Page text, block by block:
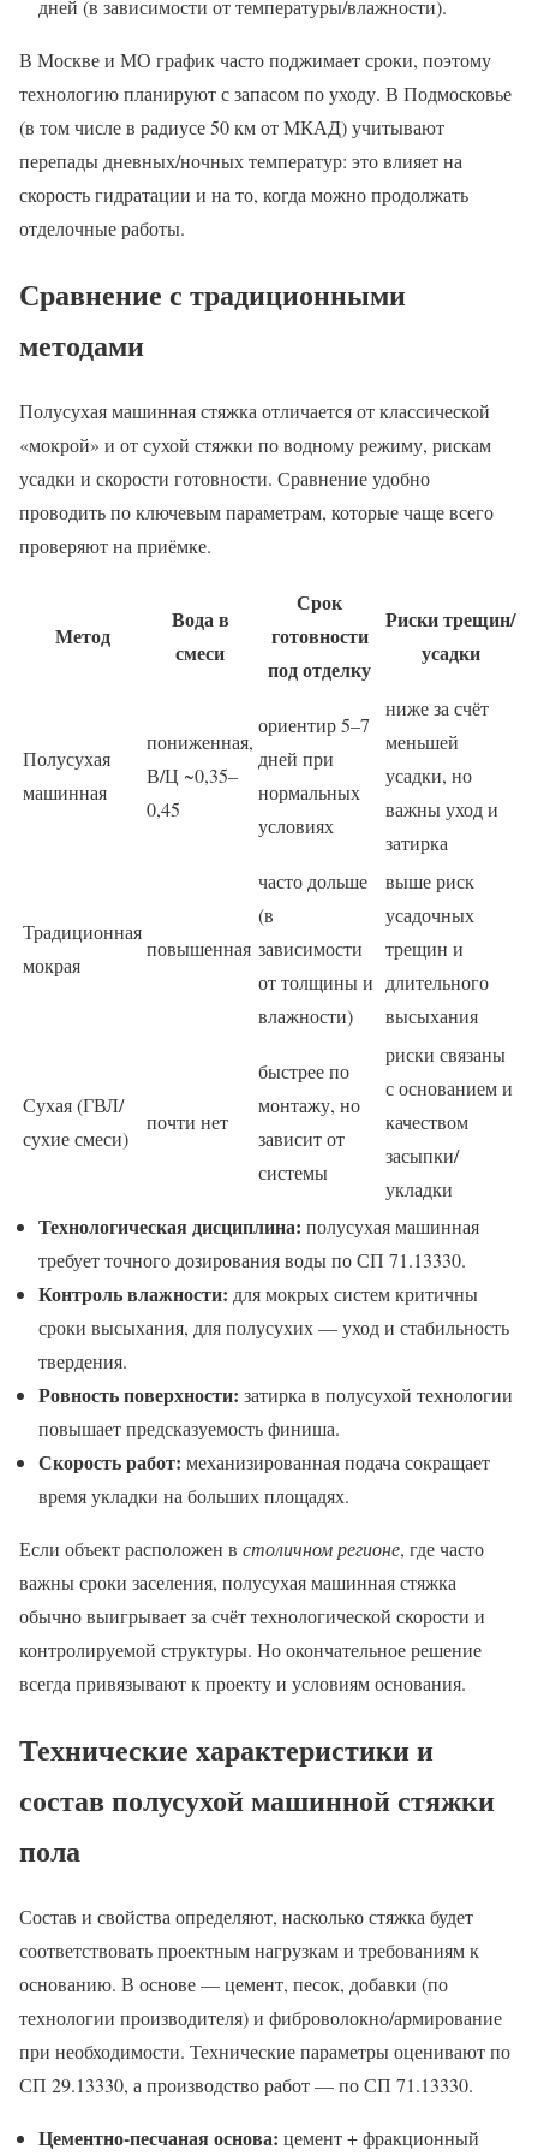
дней (в зависимости от температуры/влажности).
В Москве и МО график часто поджимает сроки, поэтому
технологию планируют с запасом по уходу. В Подмосковье
(в том числе в радиусе 50 км от МКАД) учитывают
перепады дневных/ночных температур: это влияет на
скорость гидратации и на то, когда можно продолжать
отделочные работы.
Сравнение с традиционными
методами
Полусухая машинная стяжка отличается от классической
«мокрой» и от сухой стяжки по водному режиму, рискам
усадки и скорости готовности. Сравнение удобно
проводить по ключевым параметрам, которые чаще всего
проверяют на приёмке.
Метод
Вода в
смеси
Срок
готовности
под отделку
Риски трещин/
усадки
Полусухая
машинная
пониженная,
В/Ц ~0,35–
0,45
ориентир 5–7
дней при
нормальных
условиях
ниже за счёт
меньшей
усадки, но
важны уход и
затирка
Традиционная
мокрая
повышенная
часто дольше
(в
зависимости
от толщины и
влажности)
выше риск
усадочных
трещин и
длительного
высыхания
Сухая (ГВЛ/
сухие смеси)
почти нет
быстрее по
монтажу, но
зависит от
системы
риски связаны
с основанием и
качеством
засыпки/
укладки
Технологическая дисциплина: полусухая машинная
требует точного дозирования воды по СП 71.13330.
Контроль влажности: для мокрых систем критичны
сроки высыхания, для полусухих — уход и стабильность
твердения.
Ровность поверхности: затирка в полусухой технологии
повышает предсказуемость финиша.
Скорость работ: механизированная подача сокращает
время укладки на больших площадях.
Если объект расположен в столичном регионе, где часто
важны сроки заселения, полусухая машинная стяжка
обычно выигрывает за счёт технологической скорости и
контролируемой структуры. Но окончательное решение
всегда привязывают к проекту и условиям основания.
Технические характеристики и
состав полусухой машинной стяжки
пола
Состав и свойства определяют, насколько стяжка будет
соответствовать проектным нагрузкам и требованиям к
основанию. В основе — цемент, песок, добавки (по
технологии производителя) и фиброволокно/армирование
при необходимости. Технические параметры оценивают по
СП 29.13330, а производство работ — по СП 71.13330.
Цементно-песчаная основа: цемент + фракционный